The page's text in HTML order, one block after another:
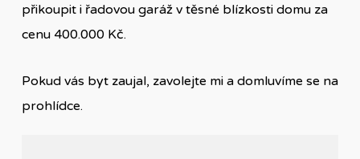
přikoupit i řadovou garáž v těsné blízkosti domu za
cenu 400.000 Kč.
Pokud vás byt zaujal, zavolejte mi a domluvíme se na
prohlídce.